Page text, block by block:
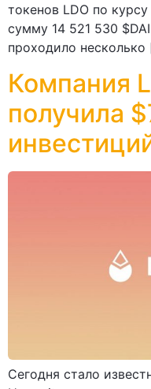
токенов LDO по
сумму 14 521 530
проходило
Компания
получила
Сегодня стало